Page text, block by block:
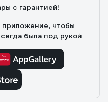
с гарантией!
чтобы
была под рукой